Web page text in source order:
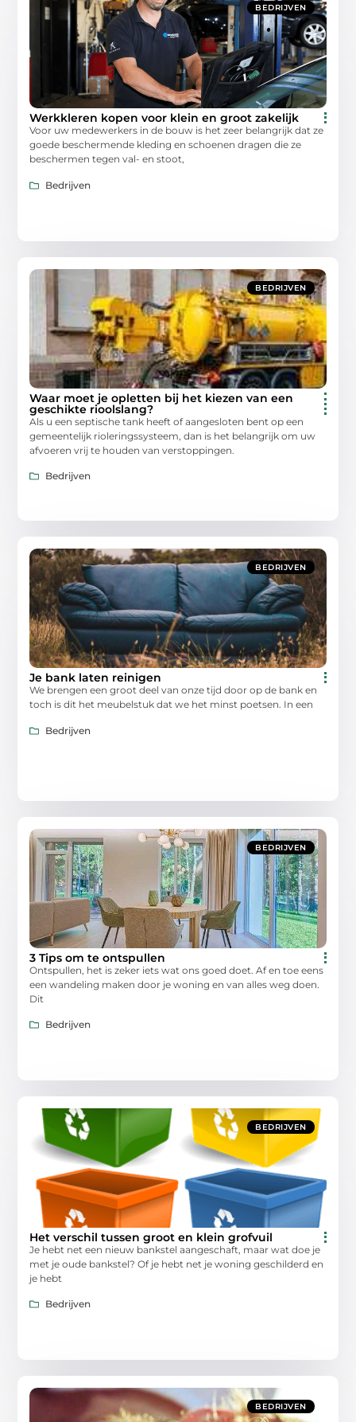
BEDRIJVEN
Werkkleren kopen voor klein en groot zakelijk
Voor uw medewerkers in de bouw is het zeer belangrijk dat ze
goede beschermende kleding en schoenen dragen die ze
beschermen tegen val- en stoot,
Bedrijven
BEDRIJVEN
Waar moet je opletten bij het kiezen van een
geschikte rioolslang?
Als u een septische tank heeft of aangesloten bent op een
gemeentelijk rioleringssysteem, dan is het belangrijk om uw
afvoeren vrij te houden van verstoppingen.
Bedrijven
BEDRIJVEN
Je bank laten reinigen
We brengen een groot deel van onze tijd door op de bank en
toch is dit het meubelstuk dat we het minst poetsen. In een
Bedrijven
BEDRIJVEN
3 Tips om te ontspullen
Ontspullen, het is zeker iets wat ons goed doet. Af en toe eens
een wandeling maken door je woning en van alles weg doen.
Dit
Bedrijven
BEDRIJVEN
Het verschil tussen groot en klein grofvuil
Je hebt net een nieuw bankstel aangeschaft, maar wat doe je
met je oude bankstel? Of je hebt net je woning geschilderd en
je hebt
Bedrijven
BEDRIJVEN